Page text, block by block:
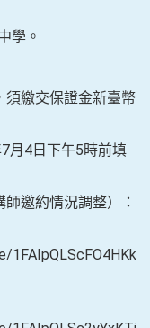
學。
繳交保證金新臺幣
4日下午5時前填
約情況調整）：